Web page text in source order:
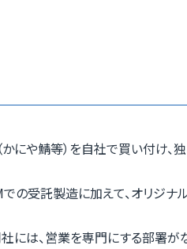
や鯖等）を自社で買い付け、
の受託製造に加えて、オリジ
には、営業を専門にする部署